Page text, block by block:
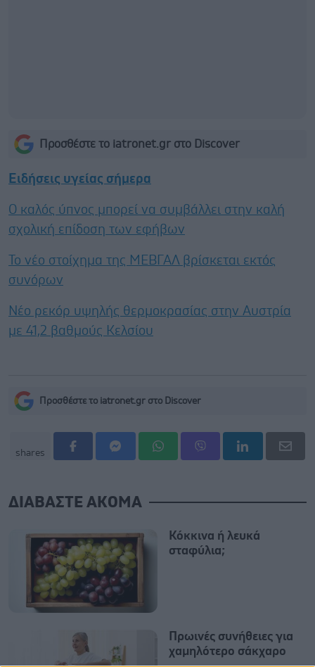
Προσθέστε το iatronet.gr στο Discover
Ειδήσεις υγείας σήμερα
Ο καλός ύπνος μπορεί να συμβάλλει στην καλή
σχολική επίδοση των εφήβων
Το νέο στοίχημα της ΜΕΒΓΑΛ βρίσκεται εκτός
συνόρων
Νέο ρεκόρ υψηλής θερμοκρασίας στην Αυστρία
με 41,2 βαθμούς Κελσίου
Προσθέστε το iatronet.gr στο Discover
shares
ΔΙΑΒΑΣΤΕ ΑΚΟΜΑ
Κόκκινα ή λευκά
σταφύλια;
Πρωινές συνήθειες για
χαμηλότερο σάκχαρο